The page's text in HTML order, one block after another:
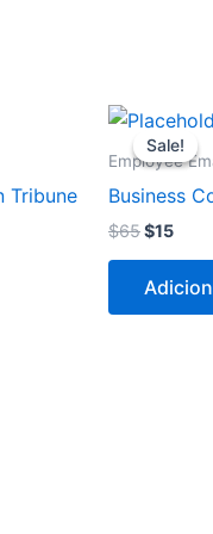
Tribune
Sale!
Sale!
Employee
Business
$65
O
preço
original
$65.
$15
O
atual
$15.